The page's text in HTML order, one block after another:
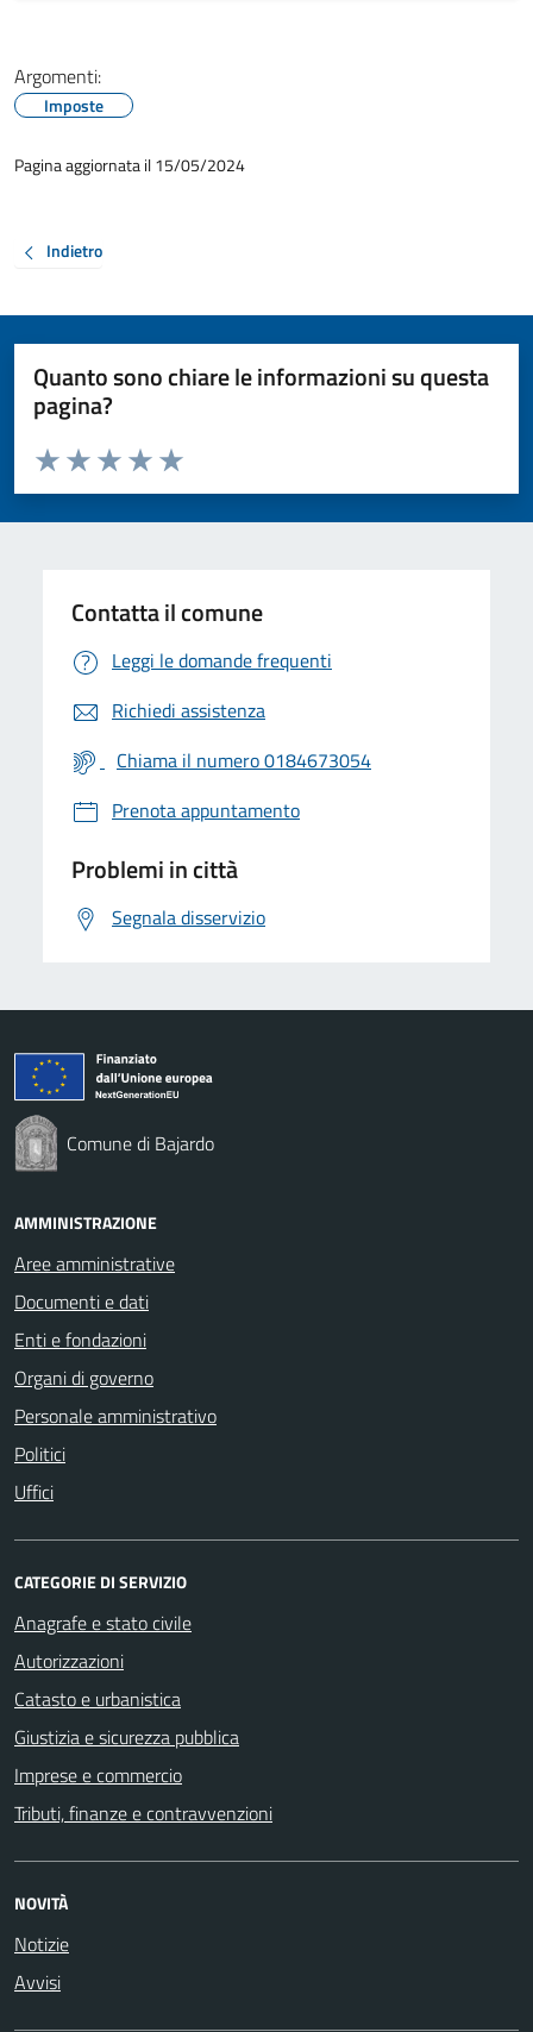
Argomenti:
Imposte
Pagina aggiornata il 15/05/2024
Indietro
Quanto sono chiare le informazioni su questa
pagina?
Valuta da 1 a 5 stelle la pagina
Valuta 5 stelle su 5
Valuta 4 stelle su 5
Valuta 3 stelle su 5
Valuta 2 stelle su 5
Valuta 1 stelle su 5
Contatta il comune
Leggi le domande frequenti
Richiedi assistenza
Chiama il numero 0184673054
Prenota appuntamento
Problemi in città
Segnala disservizio
Comune di Bajardo
AMMINISTRAZIONE
Aree amministrative
Documenti e dati
Enti e fondazioni
Organi di governo
Personale amministrativo
Politici
Uffici
CATEGORIE DI SERVIZIO
Anagrafe e stato civile
Autorizzazioni
Catasto e urbanistica
Giustizia e sicurezza pubblica
Imprese e commercio
Tributi, finanze e contravvenzioni
NOVITÀ
Notizie
Avvisi